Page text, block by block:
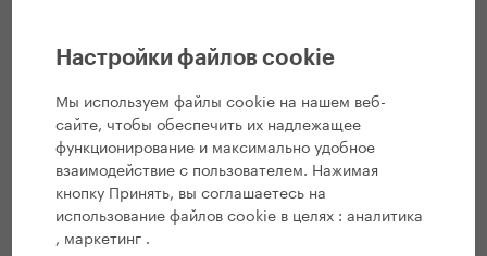
Настройки файлов cookie
Мы используем файлы cookie на нашем веб-
сайте, чтобы обеспечить их надлежащее
функционирование и максимально удобное
взаимодействие с пользователем. Нажимая
кнопку Принять, вы соглашаетесь на
использование файлов cookie в целях :аналитика
, маркетинг .
Настя | 10. 6. 2020
На самокате катаюсь уже 1.5 года вместе с дочерью,
подругой и ее детьми. Удовольствие и нагрузки в
противовес сидячей работе. А какой кайф лететь с
горки, аж ветер в ушах свистит. Жаль что очень мало
хорошего гладкого асфальта.